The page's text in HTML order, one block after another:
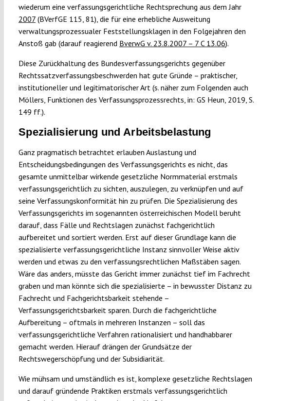
wiederum eine verfassungsgerichtliche Rechtsprechung aus dem Jahr
2007(BVerfGE 115, 81), die für eine erhebliche Ausweitung
verwaltungsprozessualer Feststellungsklagen in den Folgejahren den
Anstoß gab (darauf reagierend BverwG v. 23.8.2007 – 7 C 13.06).
Diese Zurückhaltung des Bundesverfassungsgerichts gegenüber
Rechtssatzverfassungsbeschwerden hat gute Gründe – praktischer,
institutioneller und legitimatorischer Art (s. näher zum Folgenden auch
Möllers, Funktionen des Verfassungsprozessrechts, in: GS Heun, 2019, S.
149 ff.).
Spezialisierung und Arbeitsbelastung
Ganz pragmatisch betrachtet erlauben Auslastung und
Entscheidungsbedingungen des Verfassungsgerichts es nicht, das
gesamte unmittelbar wirkende gesetzliche Normmaterial erstmals
verfassungsgerichtlich zu sichten, auszulegen, zu verknüpfen und auf
seine Verfassungskonformität hin zu prüfen. Die Spezialisierung des
Verfassungsgerichts im sogenannten österreichischen Modell beruht
darauf, dass Fälle und Rechtslagen zunächst fachgerichtlich
aufbereitet und sortiert werden. Erst auf dieser Grundlage kann die
spezialisierte verfassungsgerichtliche Instanz sinnvoller Weise aktiv
werden und etwas zu den verfassungsrechtlichen Maßstäben sagen.
Wäre das anders, müsste das Gericht immer zunächst tief im Fachrecht
graben und man könnte sich die spezialisierte – in bewusster Distanz zu
Fachrecht und Fachgerichtsbarkeit stehende –
Verfassungsgerichtsbarkeit sparen. Durch die fachgerichtliche
Aufbereitung – oftmals in mehreren Instanzen – soll das
verfassungsgerichtliche Verfahren rationalisiert und handhabbarer
gemacht werden. Hierauf drängen der Grundsätze der
Rechtswegerschöpfung und der Subsidiarität.
Wie mühsam und umständlich es ist, komplexe gesetzliche Rechtslagen
und darauf gründende Praktiken erstmals verfassungsgerichtlich